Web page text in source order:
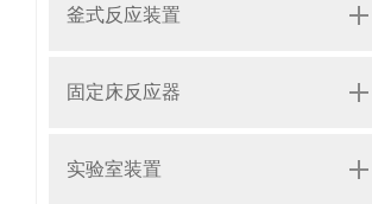
釜式反应装置
固定床反应器
实验室装置